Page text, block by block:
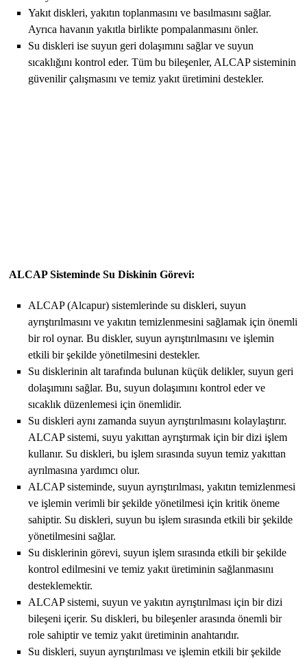
Yakıt diskleri, yakıtın toplanmasını ve basılmasını sağlar.
Ayrıca havanın yakıtla birlikte pompalanmasını önler.
Su diskleri ise suyun geri dolaşımını sağlar ve suyun
sıcaklığını kontrol eder. Tüm bu bileşenler, ALCAP sisteminin
güvenilir çalışmasını ve temiz yakıt üretimini destekler.
ALCAP Sisteminde Su Diskinin Görevi:
ALCAP (Alcapur) sistemlerinde su diskleri, suyun
ayrıştırılmasını ve yakıtın temizlenmesini sağlamak için önemli
bir rol oynar. Bu diskler, suyun ayrıştırılmasını ve işlemin
etkili bir şekilde yönetilmesini destekler.
Su disklerinin alt tarafında bulunan küçük delikler, suyun geri
dolaşımını sağlar. Bu, suyun dolaşımını kontrol eder ve
sıcaklık düzenlemesi için önemlidir.
Su diskleri aynı zamanda suyun ayrıştırılmasını kolaylaştırır.
ALCAP sistemi, suyu yakıttan ayrıştırmak için bir dizi işlem
kullanır. Su diskleri, bu işlem sırasında suyun temiz yakıttan
ayrılmasına yardımcı olur.
ALCAP sisteminde, suyun ayrıştırılması, yakıtın temizlenmesi
ve işlemin verimli bir şekilde yönetilmesi için kritik öneme
sahiptir. Su diskleri, suyun bu işlem sırasında etkili bir şekilde
yönetilmesini sağlar.
Su disklerinin görevi, suyun işlem sırasında etkili bir şekilde
kontrol edilmesini ve temiz yakıt üretiminin sağlanmasını
desteklemektir.
ALCAP sistemi, suyun ve yakıtın ayrıştırılması için bir dizi
bileşeni içerir. Su diskleri, bu bileşenler arasında önemli bir
role sahiptir ve temiz yakıt üretiminin anahtarıdır.
Su diskleri, suyun ayrıştırılması ve işlemin etkili bir şekilde